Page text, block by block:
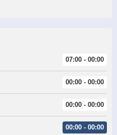
07:00 - 00:00
00:00 - 00:00
00:00 - 00:00
00:00 - 00:00